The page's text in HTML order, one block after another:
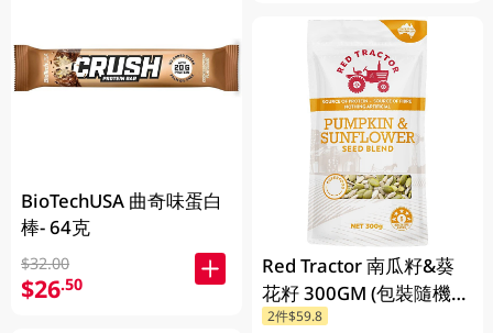
BioTechUSA 曲奇味蛋白
棒- 64克
$32.00
$26.50
Red Tractor 南瓜籽&葵
花籽 300GM (包裝隨機發
放)
2件$59.8